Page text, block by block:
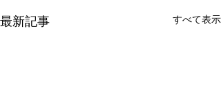
最新記事 すべて表示